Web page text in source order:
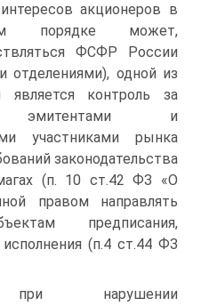
акционеров в
порядке может,
ФСФР России
отделениями), одной из
является контроль за
эмитентами и
участниками рынка
законодательства
(п. 10 ст.42 ФЗ «О
правом направлять
предписания,
(п.4 ст.44 ФЗ
при нарушении